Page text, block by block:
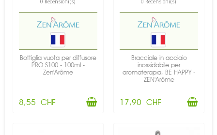
Bottiglia vuota per diffusore
PRO S100 - 100ml -
Zen'Arôme
8,55 CHF
Bracciale in acciaio
inossidabile per
aromaterapia, BE HAPPY -
ZEN'Arôme
17,90 CHF